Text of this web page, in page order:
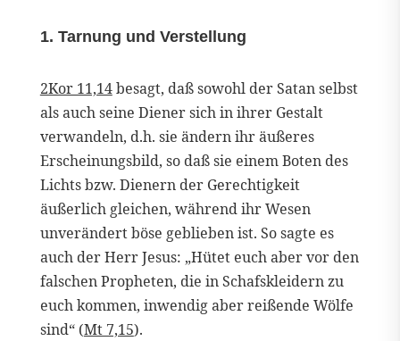
1. Tarnung und Verstellung
2Kor 11,14besagt, daß sowohl der Satan selbst
als auch seine Diener sich in ihrer Gestalt
verwandeln, d.h. sie ändern ihr äußeres
Erscheinungsbild, so daß sie einem Boten des
Lichts bzw. Dienern der Gerechtigkeit
äußerlich gleichen, während ihr Wesen
unverändert böse geblieben ist. So sagte es
auch der Herr Jesus: „Hütet euch aber vor den
falschen Propheten, die in Schafskleidern zu
euch kommen, inwendig aber reißende Wölfe
sind“ (Mt 7,15).